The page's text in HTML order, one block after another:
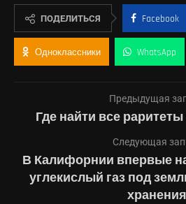
ПОДЕЛИТЬСЯ Facebook
Одноклассники WhatsApp
Предыдущая
Где найти все раритеты
Следующая
В Калифорнии впервые
углекислый газ под
хранения